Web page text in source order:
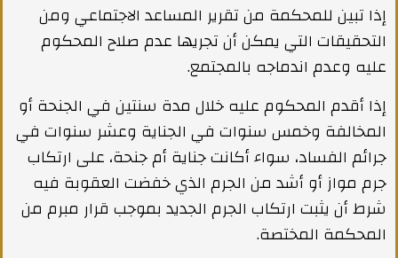
إذا تبين للمحكمة من تقرير المساعد الاجتماعي ومن
التحقيقات التي يمكن أن تجريها عدم صلاح المحكوم
عليه وعدم اندماجه بالمجتمع.
إذا أقدم المحكوم عليه خلال مدة سنتين في الجنحة أو
المخالفة وخمس سنوات في الجناية وعشر سنوات في
جرائم الفساد، سواء أكانت جناية أم جنحة، على ارتكاب
جرم مواز أو أشد من الجرم الذي خفضت العقوبة فيه
شرط أن يثبت ارتكاب الجرم الجديد بموجب قرار مبرم من
المحكمة المختصة.